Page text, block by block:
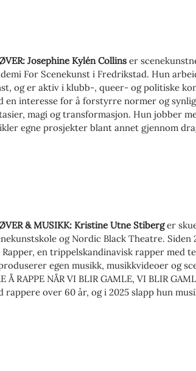
Josephine Kylén Collins er
For Scenekunst i Fredrikstad. Hun
og er aktiv i klubb-, queer- og politiske
en interesse for å forstyrre normer og
magi og transformasjon. Hun jobber
egne prosjekter blant annet gjennom
& MUSIKK: Kristine Utne Stiberger
og Nordic Black Theatre.
Rapper, en trippelskandinavisk rapper med
egen musikk, musikkvideoer og
Å RAPPE NÅR VI BLIR GAMLE, VI BLIR
rappere over 60 år, og i 2025 slapp hun